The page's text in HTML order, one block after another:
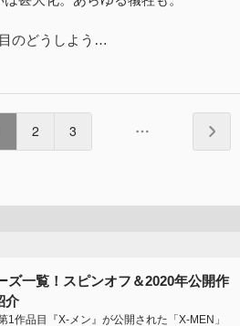
のどうしよう…
2 3
ズ一覧！スピンオフ＆2020年公開作
介
1作品目『X-メン』が公開された「X-MEN」